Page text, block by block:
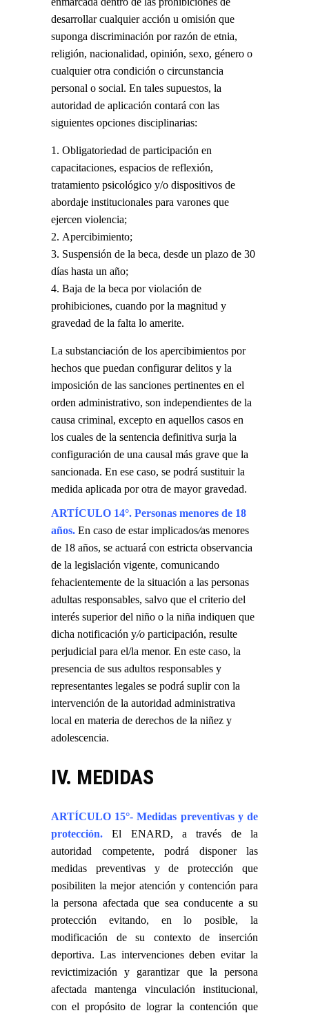
desarrollar cualquier acción u omisión que
suponga discriminación por razón de etnia,
religión, nacionalidad, opinión, sexo, género o
cualquier otra condición o circunstancia
personal o social. En tales supuestos, la
autoridad de aplicación contará con las
siguientes opciones disciplinarias:
Obligatoriedad de participación en
capacitaciones, espacios de reflexión,
tratamiento psicológico y/o dispositivos de
abordaje institucionales para varones que
ejercen violencia;
Apercibimiento;
Suspensión de la beca, desde un plazo de 30
días hasta un año;
Baja de la beca por violación de
prohibiciones, cuando por la magnitud y
gravedad de la falta lo amerite.
La substanciación de los apercibimientos por
hechos que puedan configurar delitos y la
imposición de las sanciones pertinentes en el
orden administrativo, son independientes de la
causa criminal, excepto en aquellos casos en
los cuales de la sentencia definitiva surja la
configuración de una causal más grave que la
sancionada. En ese caso, se podrá sustituir la
medida aplicada por otra de mayor gravedad.
ARTÍCULO 14°. Personas menores de 18
años. En caso de estar implicados/as menores
de 18 años, se actuará con estricta observancia
de la legislación vigente, comunicando
fehacientemente de la situación a las personas
adultas responsables, salvo que el criterio del
interés superior del niño o la niña indiquen que
dicha notificación y/o participación, resulte
perjudicial para el/la menor. En este caso, la
presencia de sus adultos responsables y
representantes legales se podrá suplir con la
intervención de la autoridad administrativa
local en materia de derechos de la niñez y
adolescencia.
IV. MEDIDAS
ARTÍCULO 15°- Medidas preventivas y de
protección.El ENARD, a través de la
autoridad competente, podrá disponer las
medidas preventivas y de protección que
posibiliten la mejor atención y contención para
la persona afectada que sea conducente a su
protección evitando, en lo posible, la
modificación de su contexto de inserción
deportiva. Las intervenciones deben evitar la
revictimización y garantizar que la persona
afectada mantenga vinculación institucional,
con el propósito de lograr la contención que